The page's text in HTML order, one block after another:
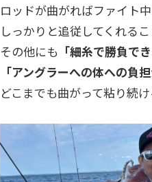
ロッドが曲がればファイト
しっかりと追従してくれる
その他にも 「細糸で勝負で
「アングラーへの体への負
どこまでも曲がって粘り続